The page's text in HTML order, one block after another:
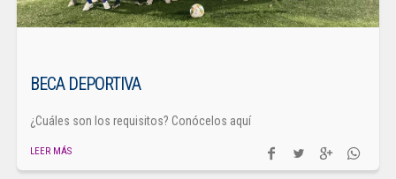
BECA DEPORTIVA
¿Cuáles son los requisitos? Conócelos aquí
LEER MÁS